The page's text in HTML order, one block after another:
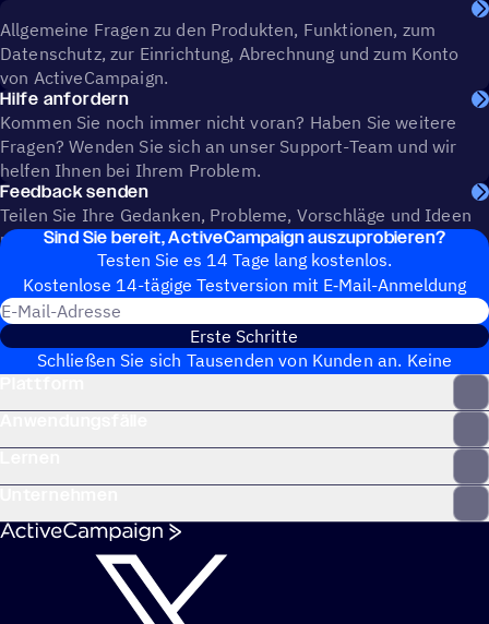
Allgemeine Fragen zu den Produkten, Funktionen, zum
Datenschutz, zur Einrichtung, Abrechnung und zum Konto
von ActiveCampaign.
Hilfe anfordern
Kommen Sie noch immer nicht voran? Haben Sie weitere
Fragen? Wenden Sie sich an unser Support-Team und wir
helfen Ihnen bei Ihrem Problem.
Feedback senden
Teilen Sie Ihre Gedanken, Probleme, Vorschläge und Ideen
mit, um die Zukunft von ActiveCampaign mitzugestalten.
Sind Sie bereit, ActiveCampaign auszuprobieren?
Testen Sie es 14 Tage lang kostenlos.
Kosten­lose 14-tägige Test­ver­sion mit E‑Mail-Anmel­dung
Erste Schritte
Schließen Sie sich Tausenden von Kunden an. Keine